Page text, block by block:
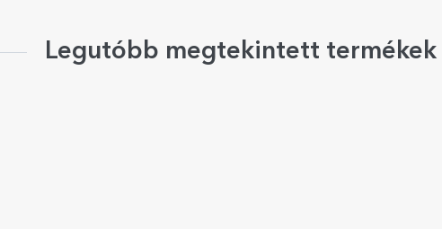
Legutóbb megtekintett termékek